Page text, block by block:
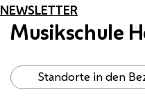
NEWSLETTER
Musikschule
Standorte in den